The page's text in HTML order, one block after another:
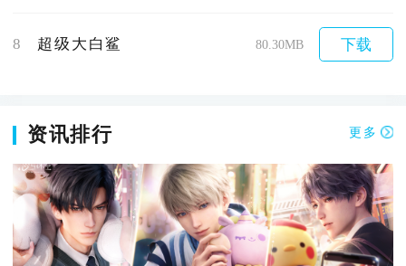
8 超级大白鲨 80.30MB 下载
资讯排行 更多